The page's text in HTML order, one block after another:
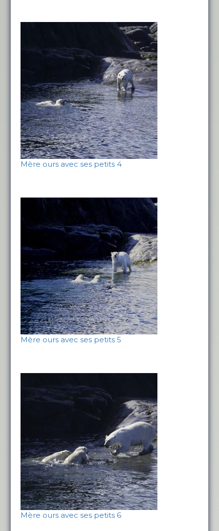
Mère ours avec ses petits 4
Mère ours avec ses petits 5
Mère ours avec ses petits 6